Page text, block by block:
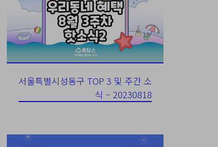
서울특별시성동구 TOP 3 및 주간 소
식 – 20230818